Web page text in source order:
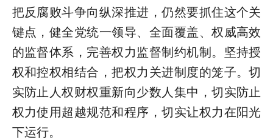
把反腐败斗争向纵深推进，仍然要抓住这个关
键点，健全党统一领导、全面覆盖、权威高效
的监督体系，完善权力监督制约机制。坚持授
权和控权相结合，把权力关进制度的笼子。切
实防止人权财权重新向少数人集中，切实防止
权力使用超越规范和程序，切实让权力在阳光
下运行。